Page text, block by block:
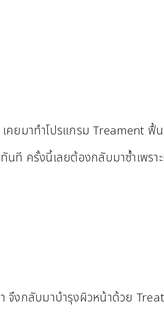
คยมาทำโปรแกรม Treament ฟื้
ที ครั้งนี้เลยต้องกลับมาซ้ำเพรา
จึงกลับมาบำรุงผิวหน้าด้วย